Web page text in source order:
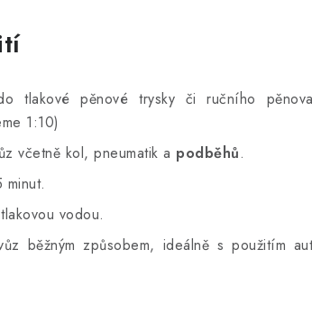
tlakové pěnové trysky či ručního
1:10)
včetně kol, pneumatik a podběhů.
vodou.
běžným způsobem, ideálně s použitím